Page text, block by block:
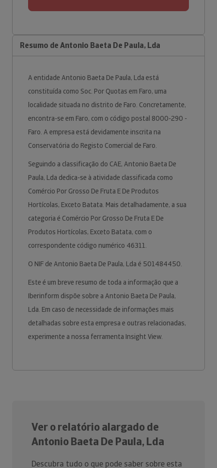
Resumo de Antonio Baeta De Paula, Lda
A entidade Antonio Baeta De Paula, Lda está
constituída como Soc. Por Quotas em Faro, uma
localidade situada no distrito de Faro. Concretamente,
encontra-se em Faro, com o código postal 8000-290 -
Faro. A empresa está devidamente inscrita na
Conservatória do Registo Comercial de Faro.
Seguindo a classificação do CAE, Antonio Baeta De
Paula, Lda dedica-se à atividade classificada como
Comércio Por Grosso De Fruta E De Produtos
Hortícolas, Exceto Batata. Mais detalhadamente, a sua
categoria é Comércio Por Grosso De Fruta E De
Produtos Hortícolas, Exceto Batata, com o
correspondente código numérico 46311.
O NIF de Antonio Baeta De Paula, Lda é 501484450.
Este é um breve resumo de toda a informação que a
Iberinform dispõe sobre a Antonio Baeta De Paula,
Lda. Em caso de necessidade de informações mais
detalhadas sobre esta empresa e outras relacionadas,
experimente a nossa ferramenta Insight View.
Ver o relatório alargado de
Antonio Baeta De Paula, Lda
Descubra tudo o que pode saber sobre esta